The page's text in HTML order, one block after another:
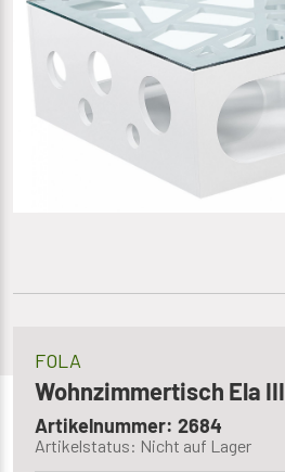
FOLA
Wohnzimmertisch Ela III
Artikelnummer: 2684
Artikelstatus: Nicht auf Lager